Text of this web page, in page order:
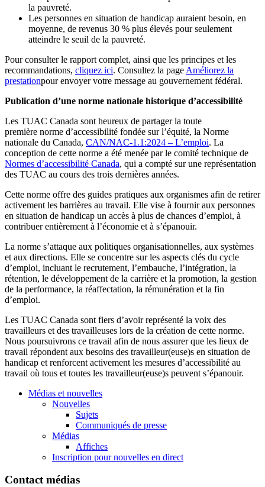
la pauvreté.
Les personnes en situation de handicap auraient besoin, en
moyenne, de revenus 30 % plus élevés pour seulement
atteindre le seuil de la pauvreté.
Pour consulter le rapport complet, ainsi que les principes et les
recommandations, cliquez ici. Consultez la page Améliorez la
prestationpour envoyer votre message au gouvernement fédéral.
Publication d’une norme nationale historique d’accessibilité
Les TUAC Canada sont heureux de partager la toute
première norme d’accessibilité fondée sur l’équité, la Norme
nationale du Canada, CAN/NAC-1.1:2024 – L’emploi. La
conception de cette norme a été menée par le comité technique de
Normes d’accessibilité Canada, qui a compté sur une représentation
des TUAC au cours des trois dernières années.
Cette norme offre des guides pratiques aux organismes afin de retirer
activement les barrières au travail. Elle vise à fournir aux personnes
en situation de handicap un accès à plus de chances d’emploi, à
contribuer entièrement à l’économie et à s’épanouir.
La norme s’attaque aux politiques organisationnelles, aux systèmes
et aux directions. Elle se concentre sur les aspects clés du cycle
d’emploi, incluant le recrutement, l’embauche, l’intégration, la
rétention, le développement de la carrière et la promotion, la gestion
de la performance, la réaffectation, la rémunération et la fin
d’emploi.
Les TUAC Canada sont fiers d’avoir représenté la voix des
travailleurs et des travailleuses lors de la création de cette norme.
Nous poursuivrons ce travail afin de nous assurer que les lieux de
travail répondent aux besoins des travailleur(euse)s en situation de
handicap et renforcent activement les mesures d’accessibilité au
travail où tous et toutes les travailleur(euse)s peuvent s’épanouir.
Médias et nouvelles
Nouvelles
Sujets
Communiqués de presse
Médias
Affiches
Inscription pour nouvelles en direct
Contact médias